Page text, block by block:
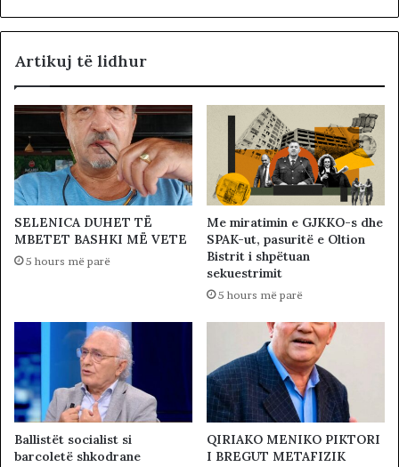
Artikuj të lidhur
SELENICA DUHET TË
MBETET BASHKI MË VETE
5 hours më parë
Me miratimin e GJKKO-s dhe
SPAK-ut, pasuritë e Oltion
Bistrit i shpëtuan
sekuestrimit
5 hours më parë
Ballistët socialist si
barcoletë shkodrane
QIRIAKO MENIKO PIKTORI
I BREGUT METAFIZIK